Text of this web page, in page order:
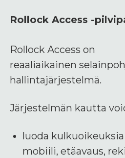
Rollock Access -
Rollock Access on
reaaliaikainen
hallintajärjestelmä.
Järjestelmän kautta
luoda kulkuoikeuksia
mobiili, etäavaus,